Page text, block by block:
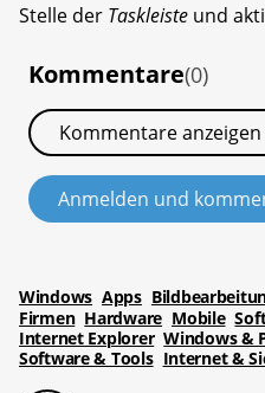
Stelle der Taskleiste und
Kommentare(0)
Kommentare anzeigen
Anmelden und
Windows Apps
Firmen Hardware Mobile
Internet Explorer Windows &
Software & Tools Internet &